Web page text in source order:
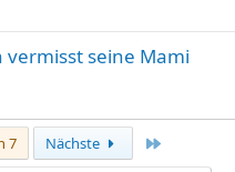
vermisst seine Mami
7 Nächste